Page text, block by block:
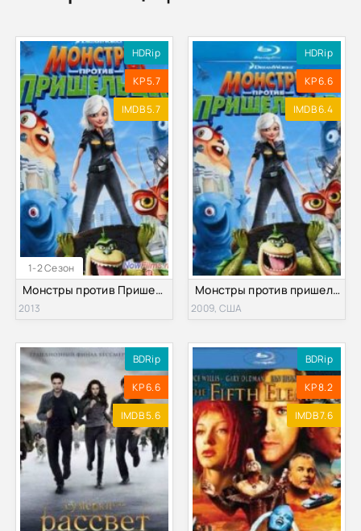
1-2 Сезон
HDRip
KP 5.7
IMDB 5.7
Монстры против Пришельцев (2013) 1,2 Сезон
2013
HDRip
KP 6.6
IMDB 6.4
Монстры против пришельцев (2009)
2009, США
BDRip
KP 6.6
IMDB 5.6
BDRip
KP 8.2
IMDB 7.6